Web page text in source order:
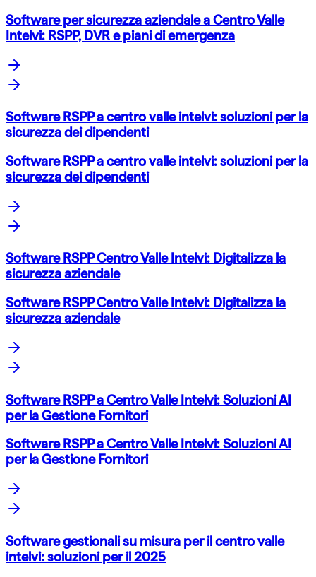
Software per sicurezza aziendale a Centro Valle
Intelvi: RSPP, DVR e piani di emergenza
Software RSPP a centro valle intelvi: soluzioni per la
sicurezza dei dipendenti
Software RSPP a centro valle intelvi: soluzioni per la
sicurezza dei dipendenti
Software RSPP Centro Valle Intelvi: Digitalizza la
sicurezza aziendale
Software RSPP Centro Valle Intelvi: Digitalizza la
sicurezza aziendale
Software RSPP a Centro Valle Intelvi: Soluzioni AI
per la Gestione Fornitori
Software RSPP a Centro Valle Intelvi: Soluzioni AI
per la Gestione Fornitori
Software gestionali su misura per il centro valle
intelvi: soluzioni per il 2025